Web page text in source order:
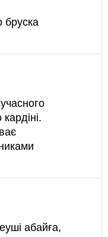
бруска
абайға,